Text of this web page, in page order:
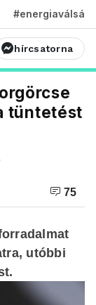
#energiaválság
hírcsatorna
tüntetést
75
utóbbi